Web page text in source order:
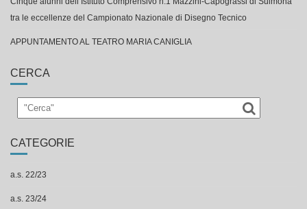
tra le eccellenze del Campionato Nazionale di Disegno Tecnico
APPUNTAMENTO AL TEATRO MARIA CANIGLIA
CERCA
CATEGORIE
a.s. 22/23
a.s. 23/24